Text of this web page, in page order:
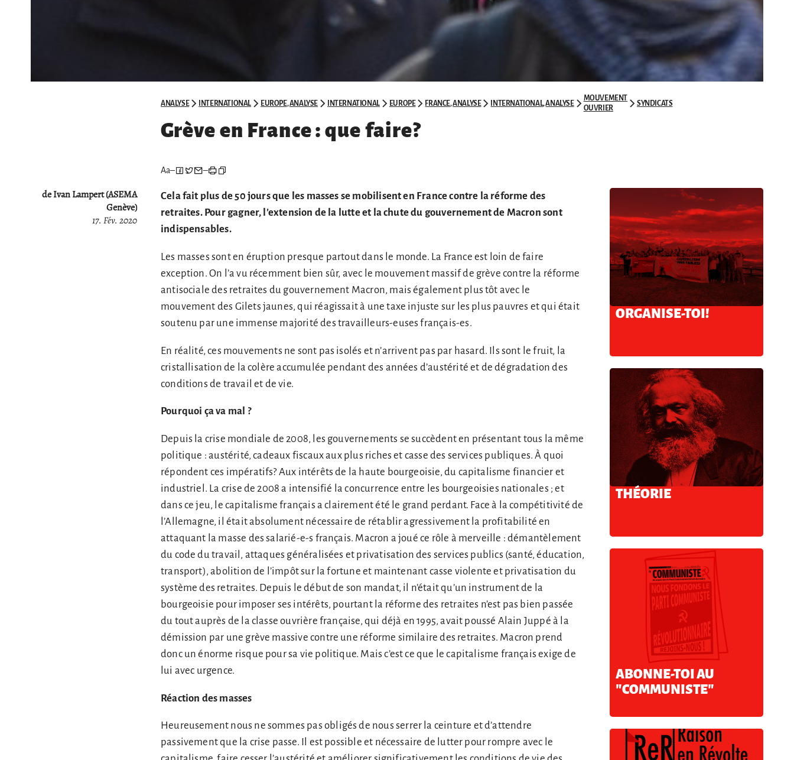
ANALYSE INTERNATIONAL EUROPE,ANALYSE INTERNATIONAL EUROPE FRANCE,ANALYSE INTERNATIONAL,ANALYSE
MOUVEMENT
OUVRIER
SYNDICATS
Grève en France : que faire?
Aa– –
de Ivan Lampert (ASEMA
Genève)
17. Fév. 2020
Cela fait plus de 50 jours que les masses se mobilisent en France contre la réforme des
retraites. Pour gagner, l’extension de la lutte et la chute du gouvernement de Macron sont
indispensables.
Les masses sont en éruption presque partout dans le monde. La France est loin de faire
exception. On l’a vu récemment bien sûr, avec le mouvement massif de grève contre la réforme
antisociale des retraites du gouvernement Macron, mais également plus tôt avec le
mouvement des Gilets jaunes, qui réagissait à une taxe injuste sur les plus pauvres et qui était
soutenu par une immense majorité des travailleurs-euses français-es.
En réalité, ces mouvements ne sont pas isolés et n’arrivent pas par hasard. Ils sont le fruit, la
cristallisation de la colère accumulée pendant des années d’austérité et de dégradation des
conditions de travail et de vie.
Pourquoi ça va mal ?
Depuis la crise mondiale de 2008, les gouvernements se succèdent en présentant tous la même
politique : austérité, cadeaux fiscaux aux plus riches et casse des services publiques. À quoi
répondent ces impératifs? Aux intérêts de la haute bourgeoisie, du capitalisme financier et
industriel. La crise de 2008 a intensifié la concurrence entre les bourgeoisies nationales ; et
dans ce jeu, le capitalisme français a clairement été le grand perdant. Face à la compétitivité de
l’Allemagne, il était absolument nécessaire de rétablir agressivement la profitabilité en
attaquant la masse des salarié-e-s français. Macron a joué ce rôle à merveille : démantèlement
du code du travail, attaques généralisées et privatisation des services publics (santé, éducation,
transport), abolition de l’impôt sur la fortune et maintenant casse violente et privatisation du
système des retraites. Depuis le début de son mandat, il n’était qu’un instrument de la
bourgeoisie pour imposer ses intérêts, pourtant la réforme des retraites n’est pas bien passée
du tout auprès de la classe ouvrière française, qui déjà en 1995, avait poussé Alain Juppé à la
démission par une grève massive contre une réforme similaire des retraites. Macron prend
donc un énorme risque pour sa vie politique. Mais c’est ce que le capitalisme français exige de
lui avec urgence.
Réaction des masses
Heureusement nous ne sommes pas obligés de nous serrer la ceinture et d’attendre
passivement que la crise passe. Il est possible et nécessaire de lutter pour rompre avec le
ORGANISE-TOI!
THÉORIE
ABONNE-TOI AU
"COMMUNISTE"